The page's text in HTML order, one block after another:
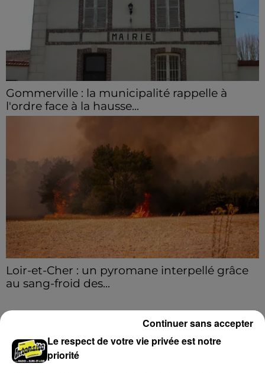
Gommerville : la municipalité rappelle à
l'ordre face à la hausse...
Incrustation de déchets, déjections sur les sites
hausse des incivilités, la mairie de Gommerville
hausse...
Loir-et-Cher : un pyromane interpellé grâce
au sang-froid des...
champs et de sous-bois ont été déclenchés dans le
secteur de Fontaine-les-Côteaux, Montoire et Lunay.
Grâce...
A LA UNE Voir plus
Le respect de votre vie privée est notre
priorité
Continuer sans accepter